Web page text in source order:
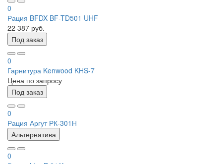
0
Рация BFDX BF-TD501 UHF
22 387 руб.
Под заказ
0
Гарнитура Kenwood KHS-7
Цена по запросу
Под заказ
0
Рация Аргут РК-301Н
Альтернатива
0